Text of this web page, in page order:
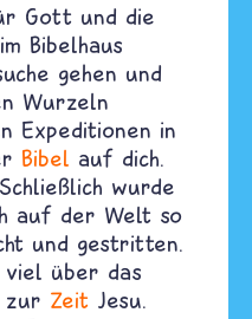
Gott und die
Bibelhaus
gehen und
Wurzeln
Expeditionen in
Bibel auf dich.
wurde
auf der Welt so
und gestritten.
über das
zur Zeit Jesu.